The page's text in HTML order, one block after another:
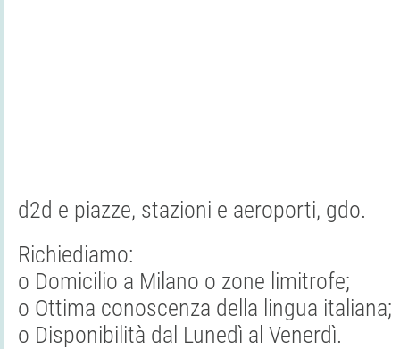
d2d e piazze, stazioni e aeroporti, gdo.
Richiediamo:
o Domicilio a Milano o zone limitrofe;
o Ottima conoscenza della lingua italiana;
o Disponibilità dal Lunedì al Venerdì.